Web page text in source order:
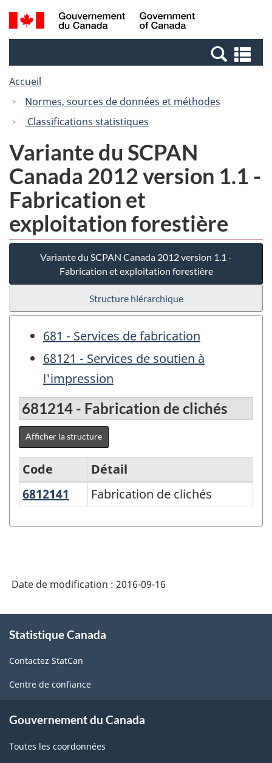
Passer
au
Passer
à
Canada
Recherche
et
et
Accueil
Normes, sources de données et méthodes
Classifications statistiques
Variante du SCPAN
Canada 2012 version 1.1 -
Fabrication et
exploitation forestière
Variante du SCPAN Canada 2012 version 1.1 -
Fabrication et exploitation forestière
Structure hiérarchique
681 - Services de fabrication
68121 - Services de soutien à
l'impression
681214 - Fabrication de clichés
Afficher la structure
Variante
2012
1.1
-
Fabrication
et
forestière
Code
Détail
6812141
Fabrication de clichés
Fabrication de clichés
Date de modification : 2016-09-16
propos
ce
site
Statistique Canada
Contactez StatCan
Centre de confiance
Gouvernement du Canada
Toutes les coordonnées